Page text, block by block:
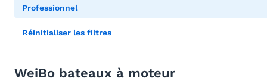
Professionnel
Réinitialiser les filtres
WeiBo bateaux à moteur